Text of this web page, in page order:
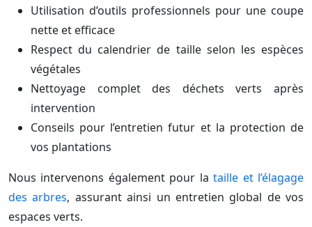
Utilisation d’outils professionnels pour une coupe
nette et efficace
Respect du calendrier de taille selon les espèces
végétales
Nettoyage complet des déchets verts après
intervention
Conseils pour l’entretien futur et la protection de
vos plantations
Nous intervenons également pour lataille et l’élagage
des arbres, assurant ainsi un entretien global de vos
espaces verts.